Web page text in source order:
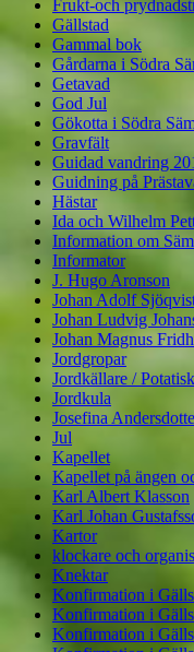
Frukt-och
Gällstad
Gammal bok
Gårdarna i Södra
Getavad
God Jul
Gökotta i Södra
Gravfält
Guidad vandring
Guidning på
Hästar
Ida och Wilhelm
Information om
Informator
J. Hugo Aronson
Johan Adolf
Johan Ludvig
Johan Magnus
Jordgropar
Jordkällare /
Jordkula
Josefina
Jul
Kapellet
Kapellet på ängen
Karl Albert Klasson
Karl Johan
Kartor
klockare och
Knektar
Konfirmation i
Konfirmation i
Konfirmation i